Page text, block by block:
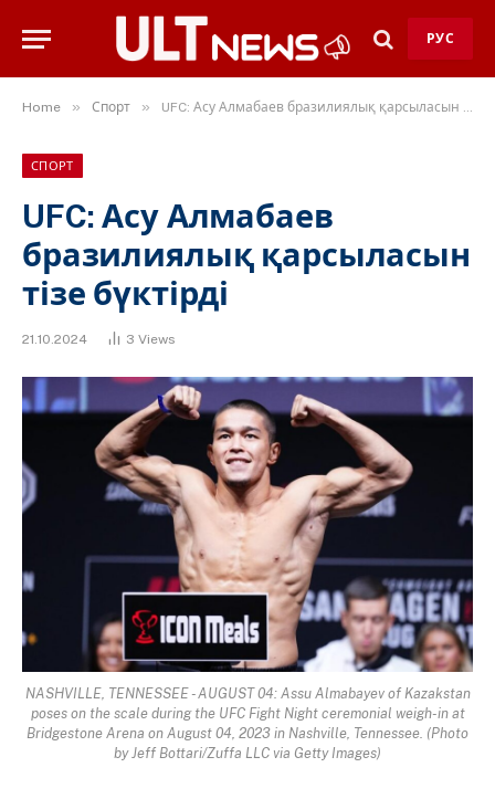
РУС
Home » Спорт » UFC: Асу Алмабаев бразилиялық қарсыласын тізе бүктірді
СПОРТ
UFC: Асу Алмабаев
бразилиялық қарсыласын
тізе бүктірді
21.10.2024 3 Views
NASHVILLE, TENNESSEE - AUGUST 04: Assu Almabayev of Kazakstan
poses on the scale during the UFC Fight Night ceremonial weigh-in at
Bridgestone Arena on August 04, 2023 in Nashville, Tennessee. (Photo
by Jeff Bottari/Zuffa LLC via Getty Images)